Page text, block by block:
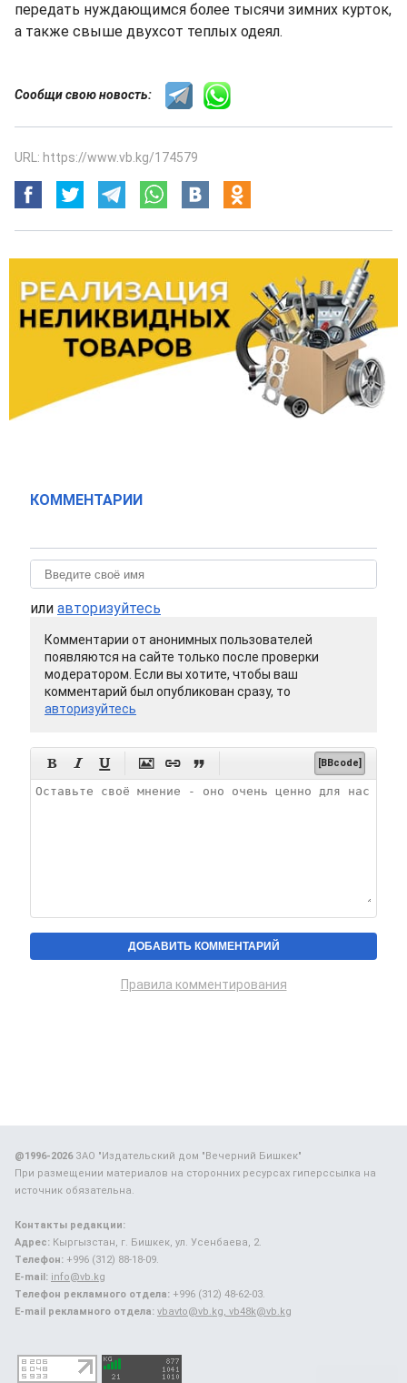
передать нуждающимся более тысячи зимних курток,
а также свыше двухсот теплых одеял.
Сообщи свою новость:
URL: https://www.vb.kg/174579
КОММЕНТАРИИ
или авторизуйтесь
Комментарии от анонимных пользователей
появляются на сайте только после проверки
модератором. Если вы хотите, чтобы ваш
комментарий был опубликован сразу, то
авторизуйтесь
      [BBcode]
Правила комментирования
@1996-2026ЗАО "Издательский дом "Вечерний Бишкек"
При размещении материалов на сторонних ресурсах гиперссылка на
источник обязательна.
Контакты редакции:
Адрес: Кыргызстан, г. Бишкек, ул. Усенбаева, 2.
Телефон: +996 (312) 88-18-09.
E-mail: info@vb.kg
Телефон рекламного отдела: +996 (312) 48-62-03.
E-mail рекламного отдела: vbavto@vb.kg, vb48k@vb.kg